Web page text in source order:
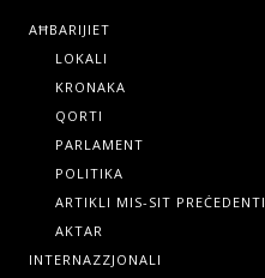
AĦBARIJIET
LOKALI
KRONAKA
QORTI
PARLAMENT
POLITIKA
ARTIKLI MIS-SIT PREĊEDENTI
AKTAR
INTERNAZZJONALI